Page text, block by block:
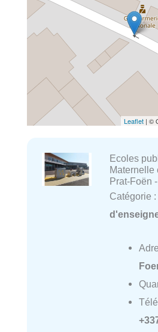
Leaflet | ©
Ecoles
Maternelle
Prat-Foën
Catégorie :